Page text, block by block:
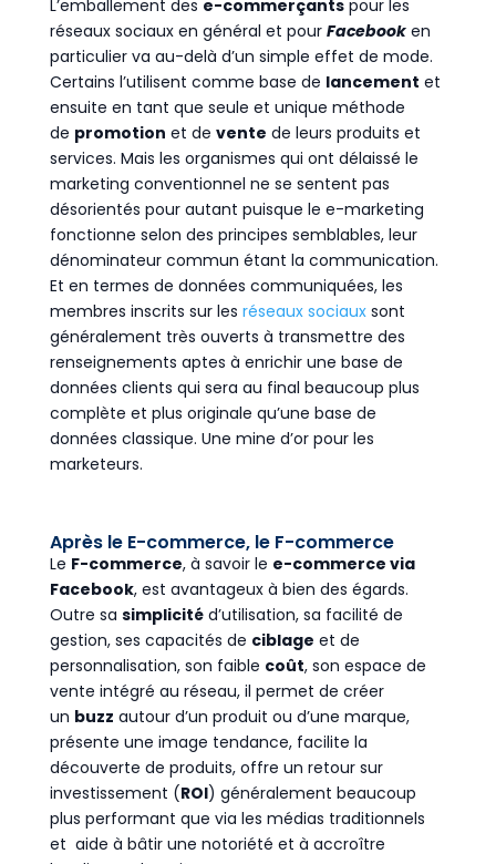
L’emballement des e-commerçants pour les
réseaux sociaux en général et pour Facebook en
particulier va au-delà d’un simple effet de mode.
Certains l’utilisent comme base de lancement et
ensuite en tant que seule et unique méthode
de promotion et de vente de leurs produits et
services. Mais les organismes qui ont délaissé le
marketing conventionnel ne se sentent pas
désorientés pour autant puisque le e-marketing
fonctionne selon des principes semblables, leur
dénominateur commun étant la communication.
Et en termes de données communiquées, les
membres inscrits sur les réseaux sociaux sont
généralement très ouverts à transmettre des
renseignements aptes à enrichir une base de
données clients qui sera au final beaucoup plus
complète et plus originale qu’une base de
données classique. Une mine d’or pour les
marketeurs.
Après le E-commerce, le F-commerce
Le F-commerce, à savoir le e-commerce via
Facebook, est avantageux à bien des égards.
Outre sa simplicité d’utilisation, sa facilité de
gestion, ses capacités de ciblage et de
personnalisation, son faible coût, son espace de
vente intégré au réseau, il permet de créer
un buzz autour d’un produit ou d’une marque,
présente une image tendance, facilite la
découverte de produits, offre un retour sur
investissement (ROI) généralement beaucoup
plus performant que via les médias traditionnels
et aide à bâtir une notoriété et à accroître